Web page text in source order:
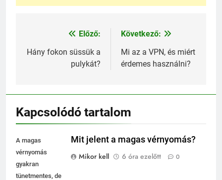
Bejegyzés
navigáció
Előző:
Hány fokon süssük a
pulykát?
Következő:
Mi az a VPN, és miért
érdemes használni?
Kapcsolódó tartalom
A magas
vérnyomás
gyakran
tünetmentes, de
Mit jelent a magas vérnyomás?
Mikor kell
6 óra ezelőtt 0